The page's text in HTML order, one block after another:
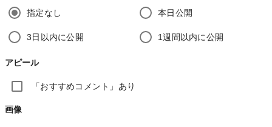
指定なし 本日公開
3日以内に公開 1週間以内に公開
アピール
「おすすめコメント」あり
画像